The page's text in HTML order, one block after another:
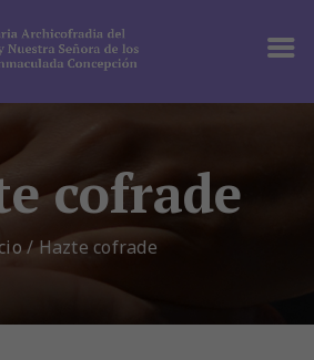
cofrade
/ Hazte cofrade